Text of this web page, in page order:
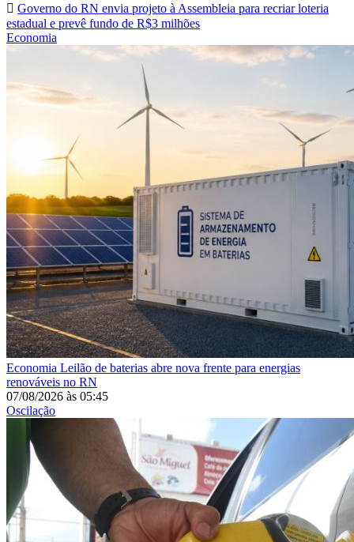
Governo do RN envia projeto à Assembleia para recriar loteria
estadual e prevê fundo de R$3 milhões
Economia
Economia Leilão de baterias abre nova frente para energias
renováveis no RN
07/08/2026 às 05:45
Oscilação